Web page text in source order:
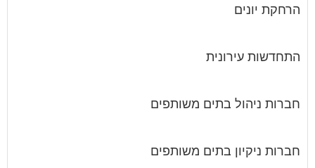
הרחקת יונים
התחדשות עירונית
חברות ניהול בתים משותפים
חברות ניקיון בתים משותפים